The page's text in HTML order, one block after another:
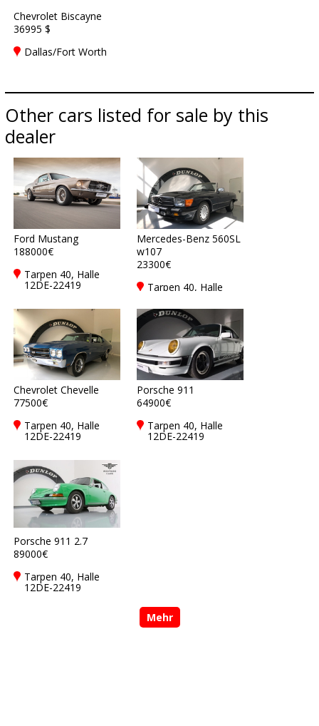
Chevrolet Biscayne
36995 $
Dallas/Fort Worth
Other cars listed for sale by this
dealer
Ford Mustang
188000€
Tarpen 40, Halle
12DE-22419
Mercedes-Benz 560SL
w107
23300€
Tarpen 40, Halle
Hamburg
Chevrolet Chevelle
77500€
Tarpen 40, Halle
12DE-22419
Porsche 911
64900€
Tarpen 40, Halle
12DE-22419
Porsche 911 2.7
89000€
Tarpen 40, Halle
12DE-22419
Mehr